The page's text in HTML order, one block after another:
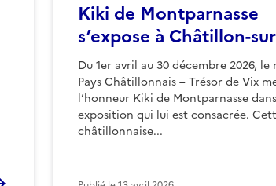
Kiki de Montparnasse
s’expose à Châtillon-
Du 1er avril au 30 décembre 2026, le
Pays Châtillonnais – Trésor de Vix
l’honneur Kiki de Montparnasse
exposition qui lui est consacrée.
châtillonnaise...